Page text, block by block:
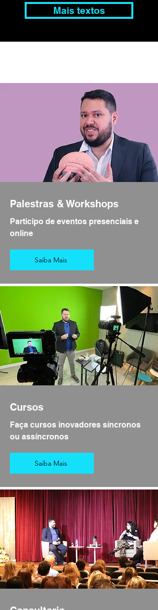
Mais textos
Palestras & Workshops
Participo de eventos presenciais e
online
Saiba Mais
Cursos
Faça cursos inovadores síncronos
ou assíncronos
Saiba Mais